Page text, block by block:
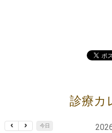
診療カ
今日